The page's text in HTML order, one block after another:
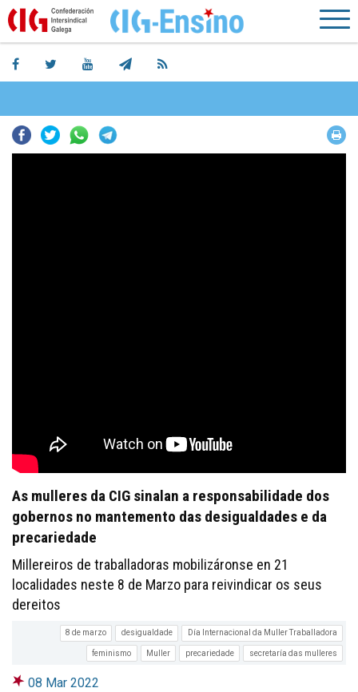
Facebook
TwitterWhatsapp
As mulleres da CIG sinalan a responsabilidade dos
gobernos no mantemento das desigualdades e da
precariedade
Millereiros de traballadoras mobilizáronse en 21
localidades neste 8 de Marzo para reivindicar os seus
dereitos
8 de marzo desigualdade Día Internacional da Muller Traballadora
feminismo Muller precariedade secretaría das mulleres
08 Mar 2022